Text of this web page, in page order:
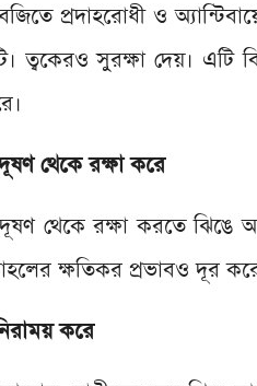
প্রদাহরোধী ও
ত্বকেরও সুরক্ষা দেয়। এটি
থেকে রক্ষা করে
থেকে রক্ষা করতে ঝিঙে
ক্ষতিকর প্রভাবও দূর
করে